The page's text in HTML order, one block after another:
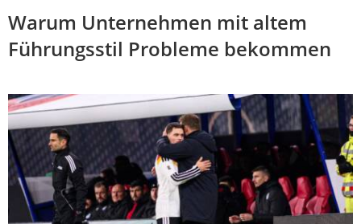
Warum Unternehmen mit altem
Führungsstil Probleme bekommen